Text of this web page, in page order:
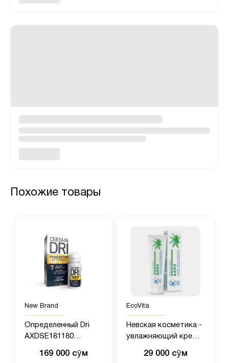
Похожие товары
New Brand
Определенный Dri
AXDSE181180
169 000 сӯм
EcoVita
Невская косметика -
увлажняющий крем
29 000 сӯм